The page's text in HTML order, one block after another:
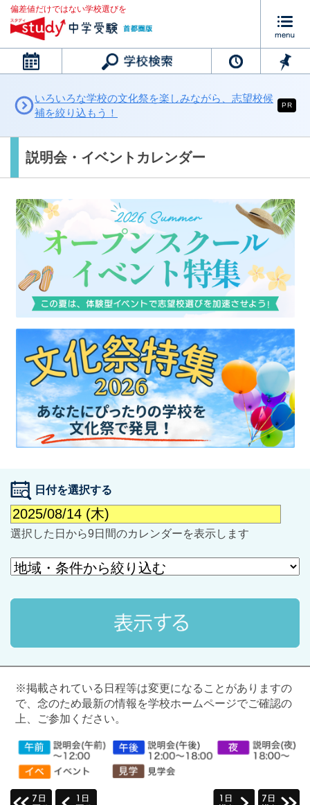
偏差値だけではない学校選びを
カレンダー
最近見た学校
学校閲覧履歴はありません
ブックマークした学校
ブックマークした学校はありません
いろいろな学校の文化祭を楽しみながら、志望校候
補を絞り込もう！
PR
説明会・イベントカレンダー
日付を選択する
選択した日から9日間のカレンダーを表示します
※掲載されている日程等は変更になることがありますの
で、念のため最新の情報を学校ホームページでご確認の
上、ご参加ください。